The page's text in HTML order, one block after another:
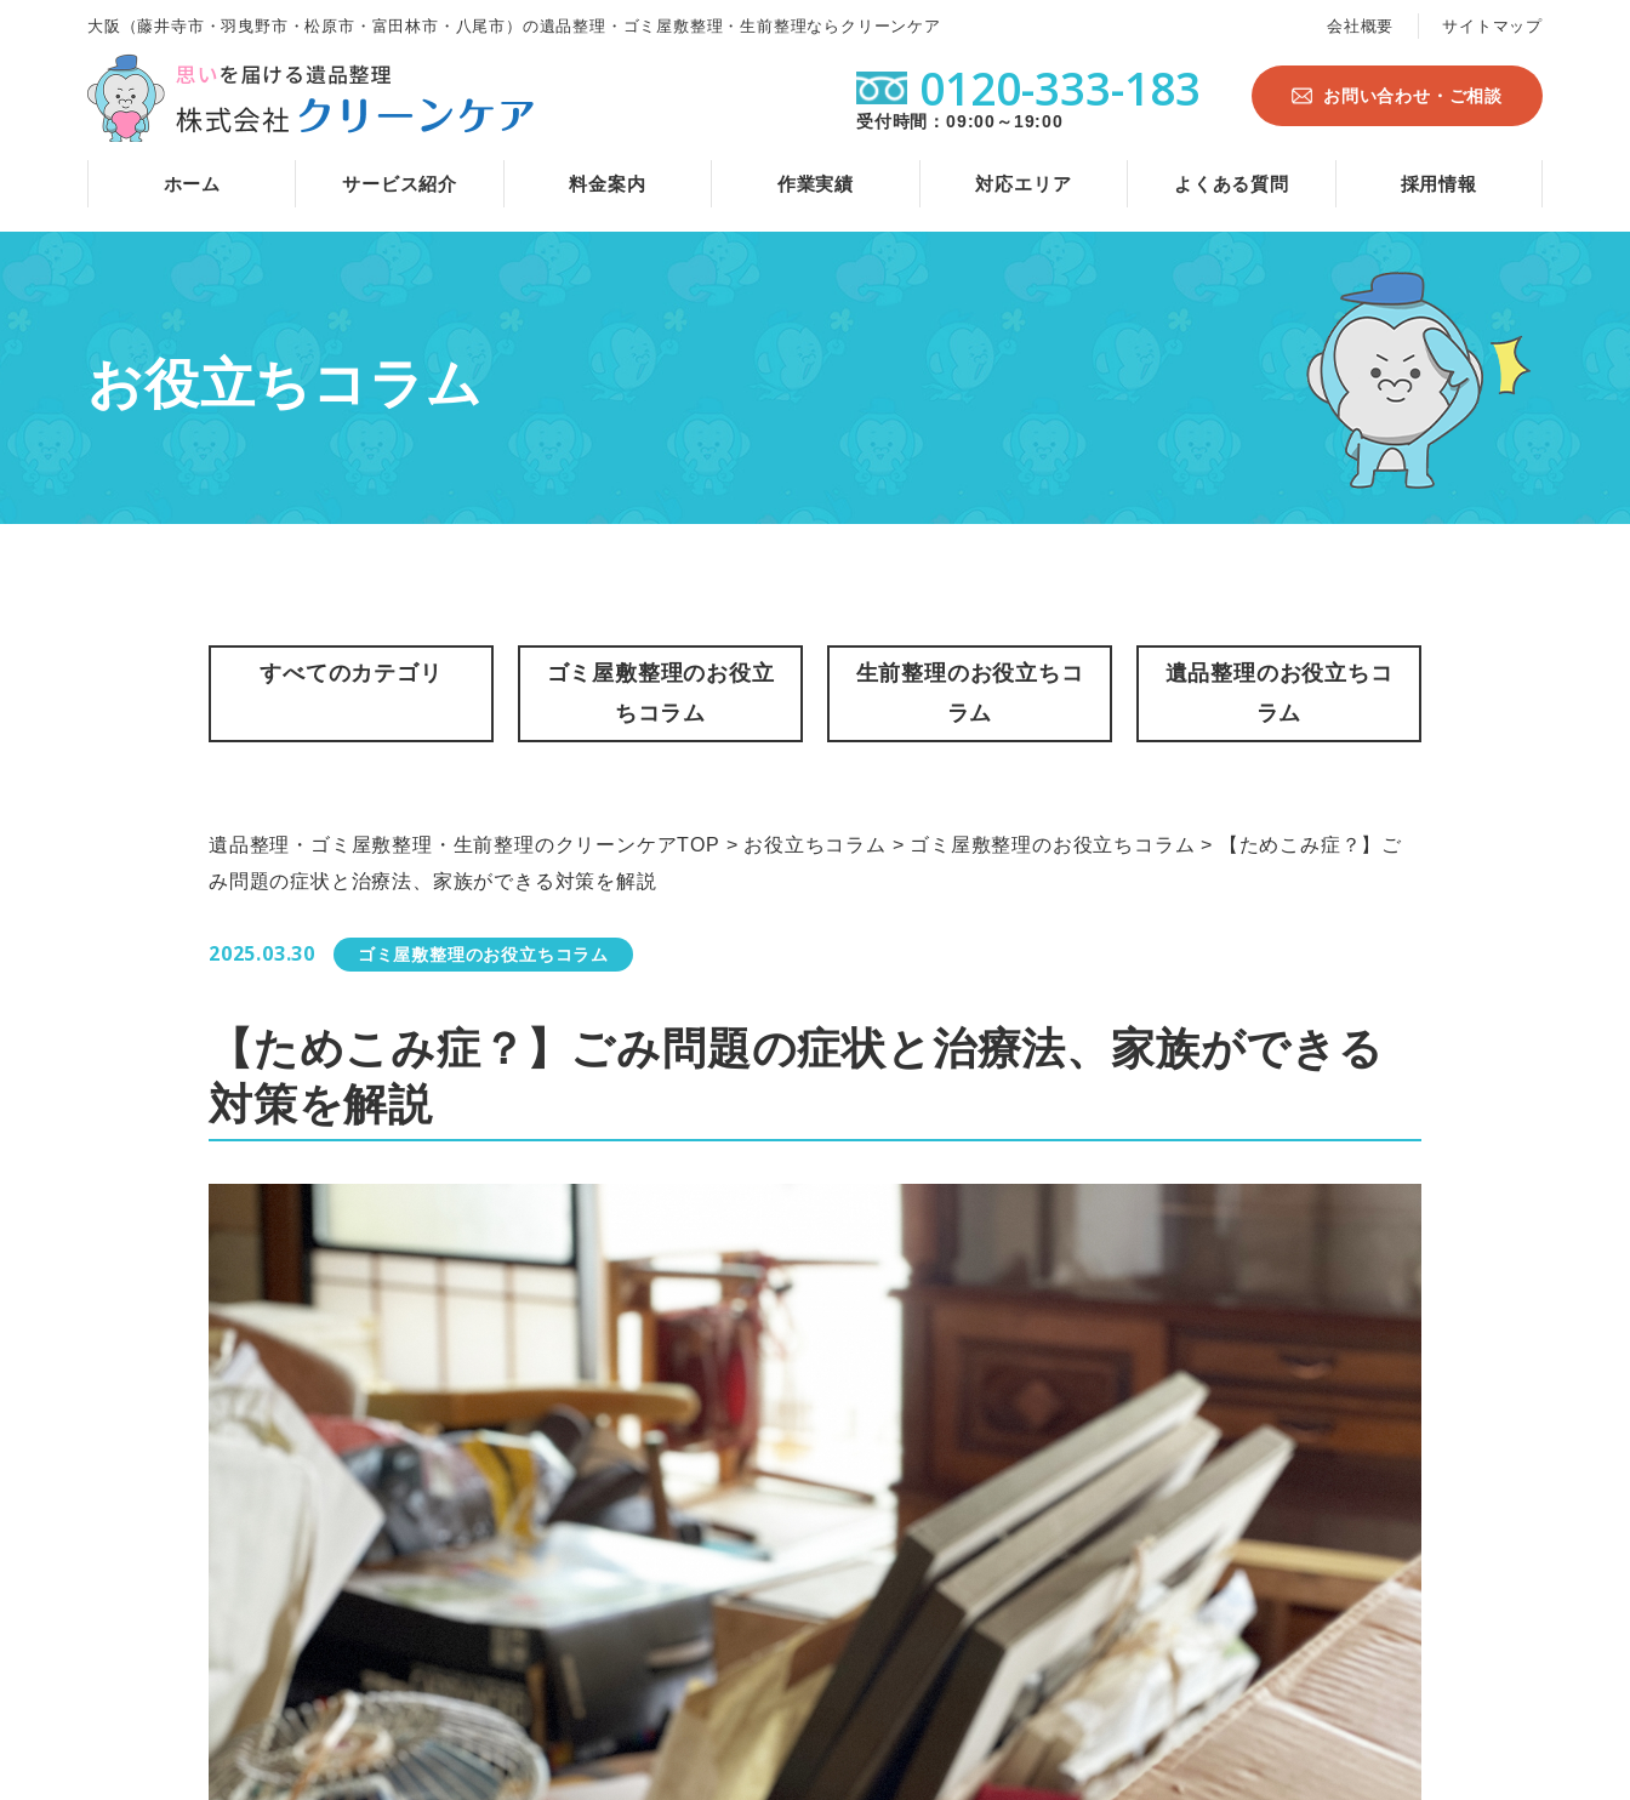
大阪（藤井寺市・羽曳野市・松原市・富田林市・八尾市）の遺品整理・ゴミ屋敷整理・生前整理ならクリーンケア 会社概要 サイトマップ
0120-333-183
受付時間：09:00～19:00
お問い合わせ・ご相談
ホーム サービス紹介 料金案内 作業実績 対応エリア よくある質問 採用情報
お役立ちコラム
すべてのカテゴリ
ゴミ屋敷整理のお役立
ちコラム
生前整理のお役立ちコ
ラム
遺品整理のお役立ちコ
ラム
遺品整理・ゴミ屋敷整理・生前整理のクリーンケアTOP > お役立ちコラム > ゴミ屋敷整理のお役立ちコラム >
【ためこみ症？】ご
み問題の症状と治療法、家族ができる対策を解説
2025.03.30 ゴミ屋敷整理のお役立ちコラム
【ためこみ症？】ごみ問題の症状と治療法、家族ができる
対策を解説